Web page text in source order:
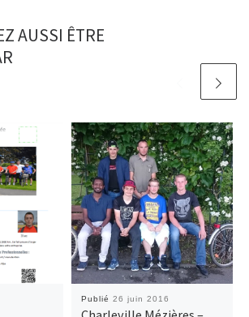
AUSSI ÊTRE
Publié 26 juin 2016